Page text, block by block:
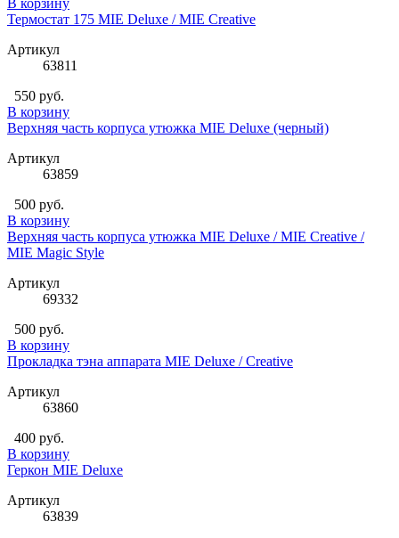
В корзину
Термостат 175 MIE Deluxe / MIE Creative
Артикул
63811
550 руб.
В корзину
Верхняя часть корпуса утюжка MIE Deluxe (черный)
Артикул
63859
500 руб.
В корзину
Верхняя часть корпуса утюжка MIE Deluxe / MIE Creative /
MIE Magic Style
Артикул
69332
500 руб.
В корзину
Прокладка тэна аппарата MIE Deluxe / Creative
Артикул
63860
400 руб.
В корзину
Геркон MIE Deluxe
Артикул
63839